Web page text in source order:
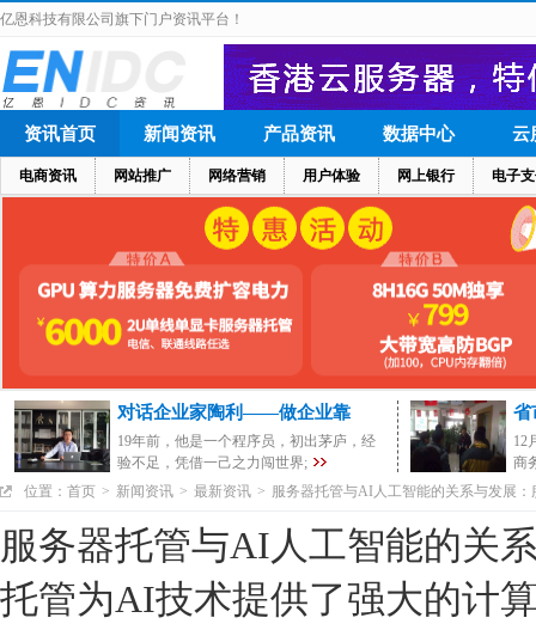
亿恩科技有限公司旗下门户资讯平台！
资讯首页
电商资讯 网站推广 网络营销 用户体验 网上银行 电子
新闻资讯 产品资讯 数据中心 云
对话企业家陶利——做企业靠
19年前，他是一个程序员，初出茅庐，经
验不足，凭借一己之力闯世界;
省
12
商
位置： 首页 > 新闻资讯 > 最新资讯 > 服务器托管与AI人工智能的关系与发展
和稳定的基础设施保障
服务器托管与AI人工智能的关
托管为AI技术提供了强大的计